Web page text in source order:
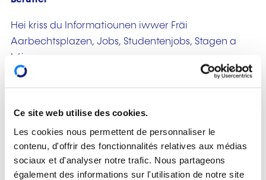
Ce site web utilise des cookies.
Les cookies nous permettent de personnaliser le
contenu, d'offrir des fonctionnalités relatives aux médias
sociaux et d'analyser notre trafic. Nous partageons
également des informations sur l'utilisation de notre site
Hei kriss du Informatiounen iwwer Fräi
Aarbechtsplazen, Jobs, Studentenjobs, Stagen a
Léieren.
Exposants
schouleschen oder professionellen Niveau:
Auswiel/Iddie fir eng Carrière, professionell
Formatioun, néideg Diplomer fir e Job auszeüben,...